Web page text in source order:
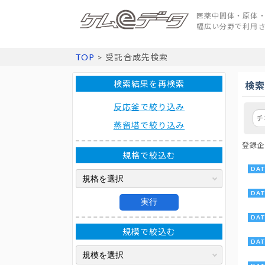
医薬中間体・原体
幅広い分野で利用
TOP > 受託合成先検索
検索結果を再検索
反応釜で絞り込み
蒸留塔で絞り込み
規格で絞込む
実行
規模で絞込む
検
登録